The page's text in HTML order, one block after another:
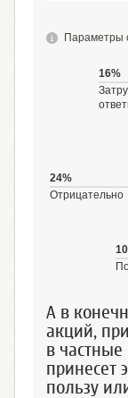
Параметры
24%
Отрицательно
16%
А в
акций,
в частные
принесет
пользу